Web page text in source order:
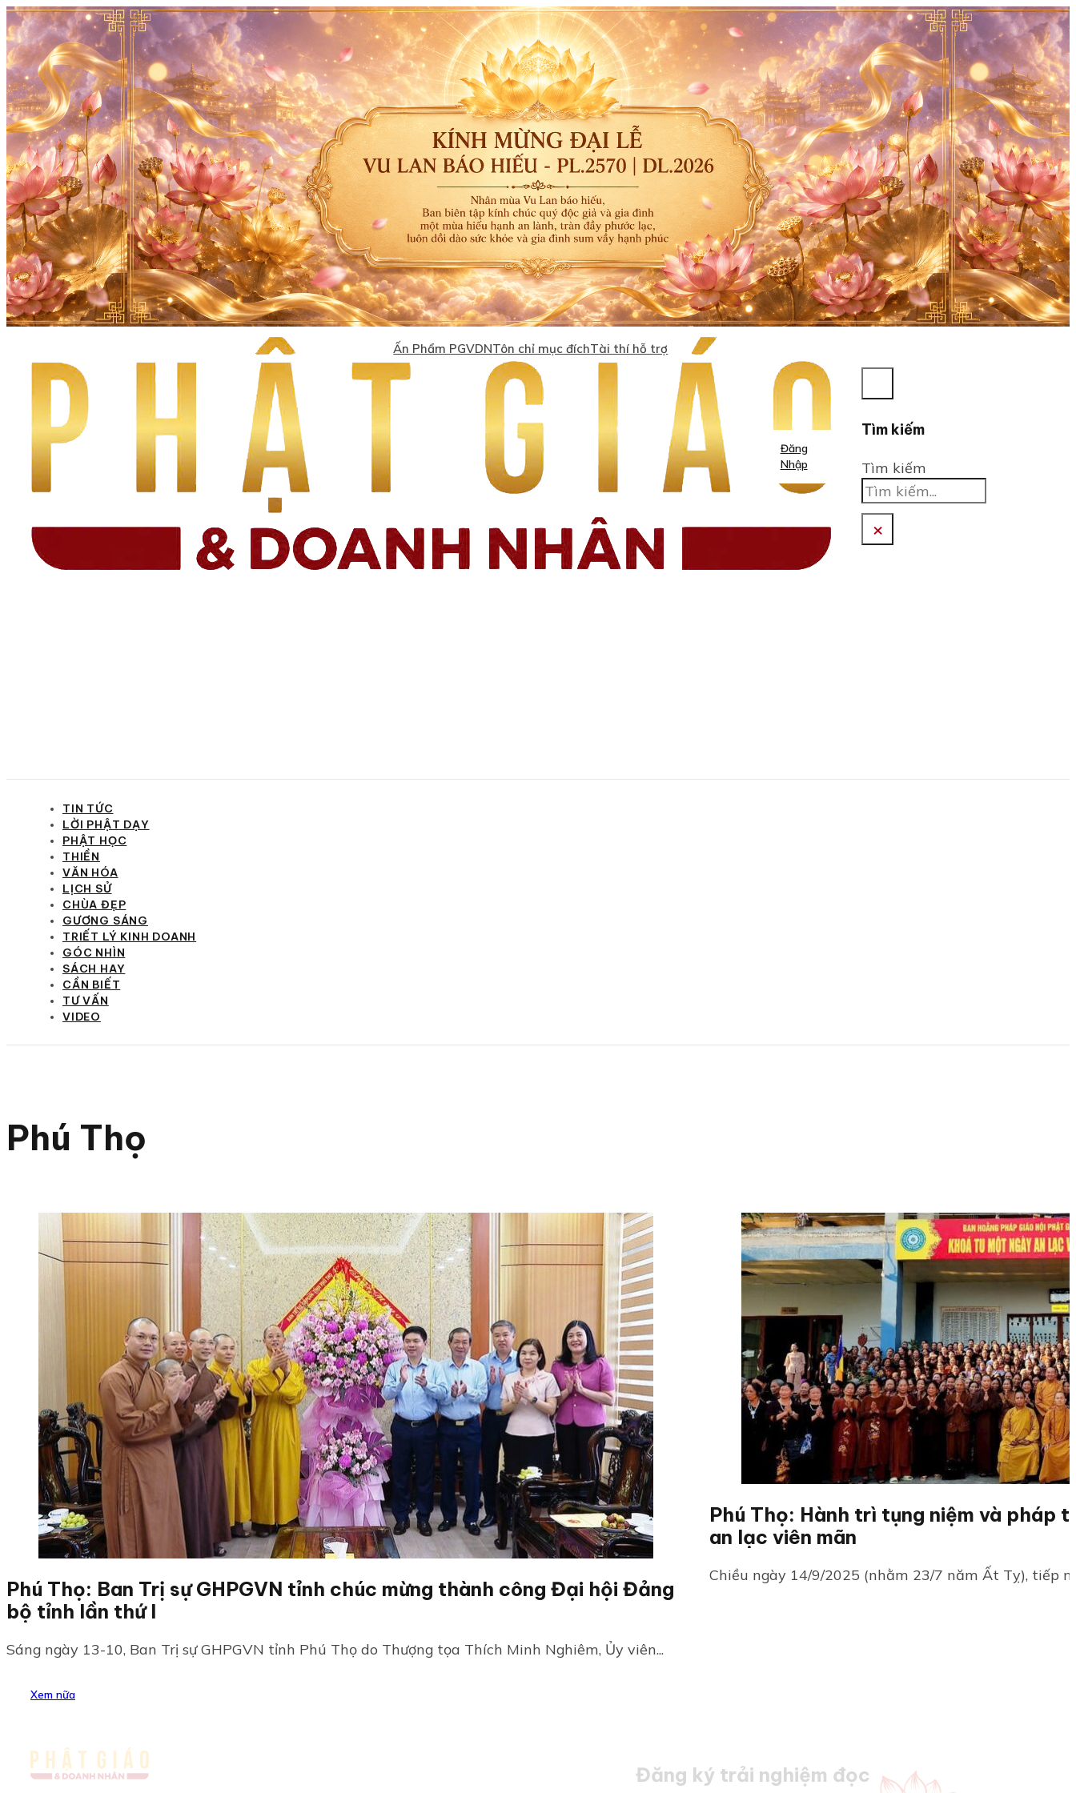
Ấn Phẩm PGVDNTôn chỉ mục đíchTài thí hỗ trợ
Đăng
Nhập
Tìm kiếm
Tìm kiếm
×
TIN TỨC
LỜI PHẬT DẠY
PHẬT HỌC
THIỀN
VĂN HÓA
LỊCH SỬ
CHÙA ĐẸP
GƯƠNG SÁNG
TRIẾT LÝ KINH DOANH
GÓC NHÌN
SÁCH HAY
CẦN BIẾT
TƯ VẤN
VIDEO
Phú Thọ
Phú Thọ: Ban Trị sự GHPGVN tỉnh chúc mừng thành công Đại hội Đảng
bộ tỉnh lần thứ I
Sáng ngày 13-10, Ban Trị sự GHPGVN tỉnh Phú Thọ do Thượng tọa Thích Minh Nghiêm, Ủy viên...
Phú Thọ: Hành trì tụng niệm và pháp
an lạc viên mãn
Chiều ngày 14/9/2025 (nhằm 23/7 năm Ất Tỵ), tiếp
Xem nữa
Đăng ký trải nghiệm đọc